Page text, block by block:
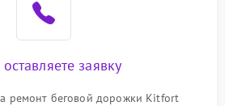
заявку
ремонт беговой дорожки Kitfort